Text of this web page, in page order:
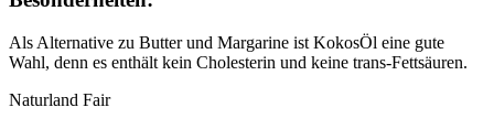
Als Alternative zu Butter und Margarine ist KokosÖl eine gute
Wahl, denn es enthält kein Cholesterin und keine trans-Fettsäuren.
Naturland Fair